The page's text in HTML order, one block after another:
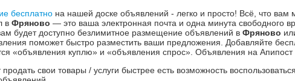
бесплатно на нашей доске объявлений - легко и просто! Всё, что вам
в Фряново — это ваша электронная почта и одна минута свободного
будет доступно безлимитное размещение объявлений в Фряново
поможет быстро разместить ваши предложения. Добавляйте
«объявления куплю» и «объявления спрос». Объявления на Апипост
продать свои товары / услуги быстрее есть возможность